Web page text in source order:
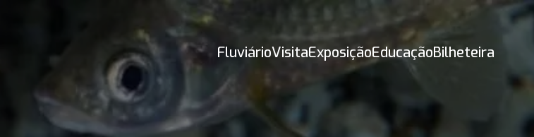
FluviárioVisitaExposiçãoEducaçãoBilheteira